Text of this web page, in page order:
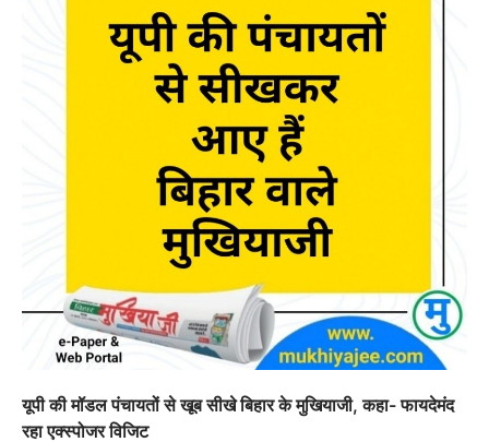
यूपी की मॉडल पंचायतों से खूब सीखे बिहार के मुखियाजी, कहा- फायदेमंद
रहा एक्स्पोजर विजिट